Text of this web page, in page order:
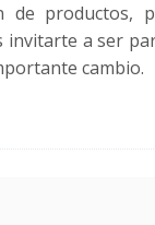
de
invitarte a ser
cambio.